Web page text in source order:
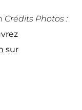
Crédits Photos :
sur